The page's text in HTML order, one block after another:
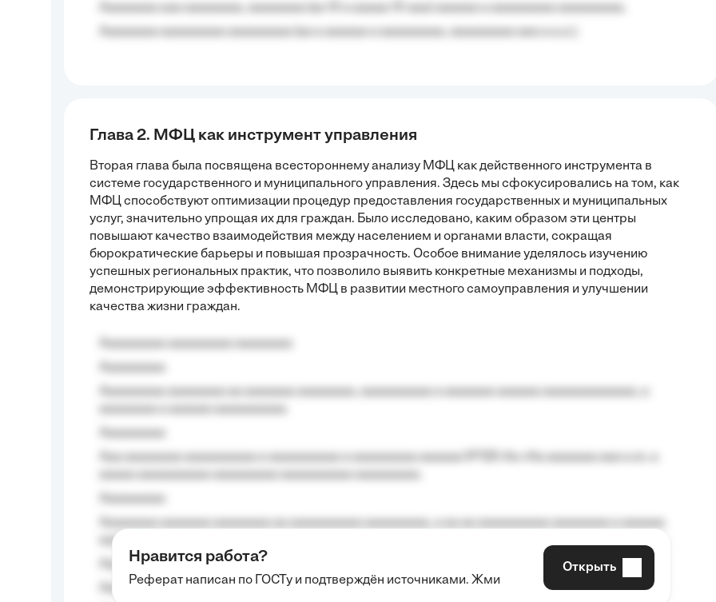
Глава 2. МФЦ как инструмент управления
Вторая глава была посвящена всестороннему анализу МФЦ как действенного инструмента в
системе государственного и муниципального управления. Здесь мы сфокусировались на том, как
МФЦ способствуют оптимизации процедур предоставления государственных и муниципальных
услуг, значительно упрощая их для граждан. Было исследовано, каким образом эти центры
повышают качество взаимодействия между населением и органами власти, сокращая
бюрократические барьеры и повышая прозрачность. Особое внимание уделялось изучению
успешных региональных практик, что позволило выявить конкретные механизмы и подходы,
демонстрирующие эффективность МФЦ в развитии местного самоуправления и улучшении
качества жизни граждан.
aaaa aaaa.
Aaaaaaaaa
Aaaaaaaaaa aa aaa aaaaaaaaa, a aaa aaaaaaaaaa aaa, a aaaaaaaaaa, aaaaaa aaaaaa a aaaaaa.
Нравится работа?
Реферат написан по ГОСТу и подтверждён источниками. Жми
Открыть